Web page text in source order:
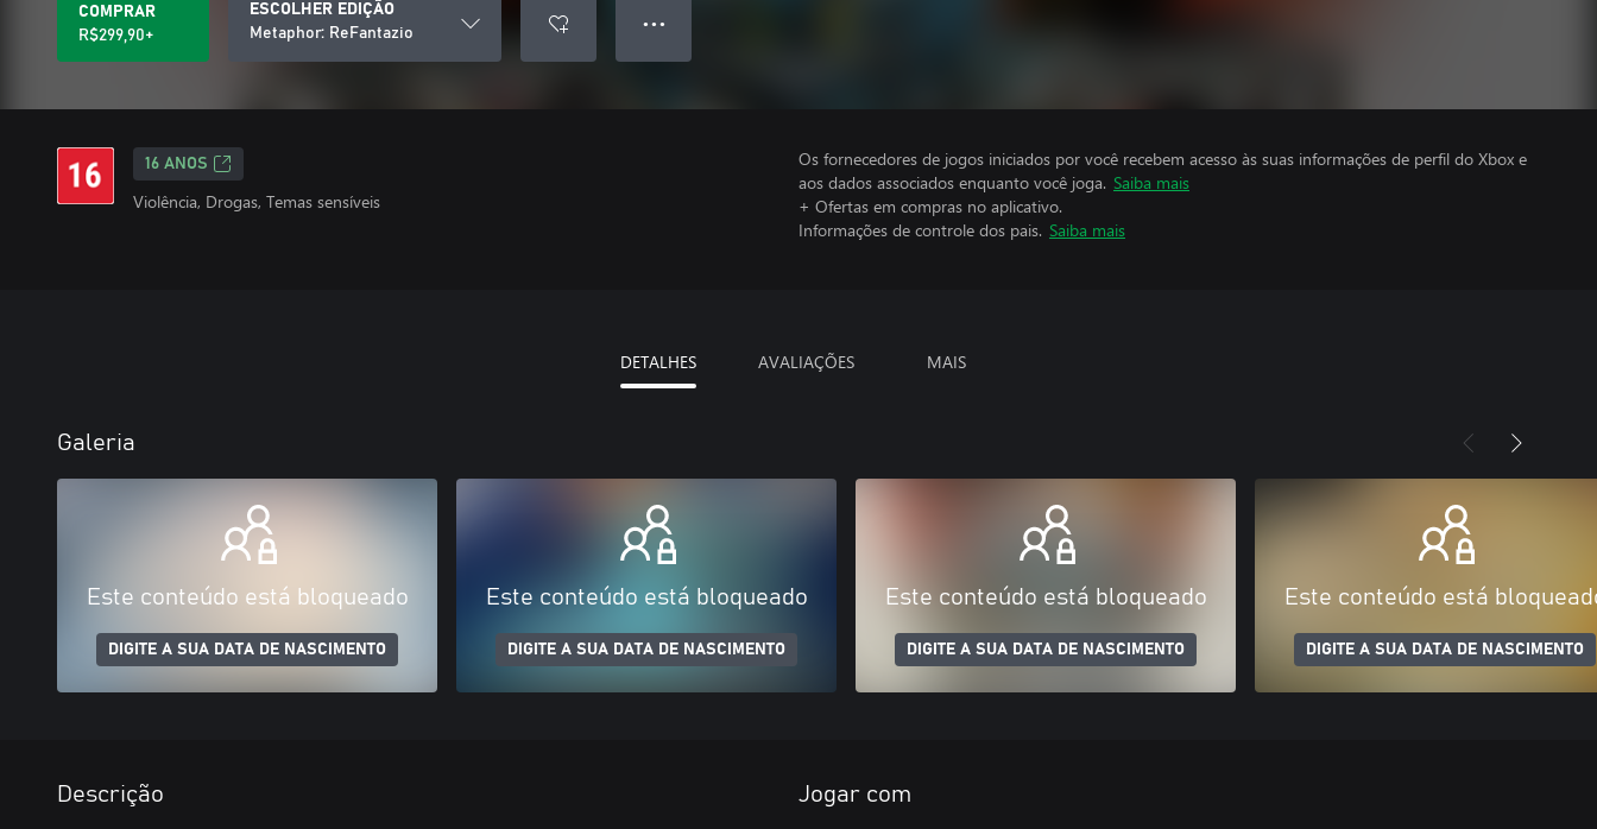
COMPRAR
R$299,90+
ESCOLHER EDIÇÃO
Metaphor: ReFantazio
● ● ●
16 ANOS
Violência, Drogas, Temas sensíveis
Os fornecedores de jogos iniciados por você recebem acesso às suas informações de perfil do Xbox e
aos dados associados enquanto você joga. Saiba mais
+ Ofertas em compras no aplicativo.
Informações de controle dos pais. Saiba mais
DETALHES AVALIAÇÕES MAIS
Galeria
Este conteúdo está bloqueado
DIGITE A SUA DATA DE NASCIMENTO
Este conteúdo está bloqueado
DIGITE A SUA DATA DE NASCIMENTO
Este conteúdo está bloqueado
DIGITE A SUA DATA DE NASCIMENTO
Este conteúdo está
DIGITE A SUA DATA DE NASCIMENTO
Descrição Jogar com